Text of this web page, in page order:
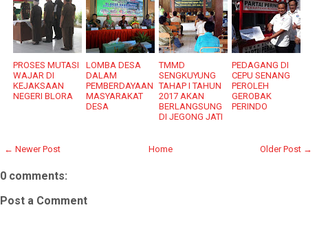
PROSES MUTASI
WAJAR DI
KEJAKSAAN
NEGERI BLORA
LOMBA DESA
DALAM
PEMBERDAYAAN
MASYARAKAT
DESA
TMMD
SENGKUYUNG
TAHAP I TAHUN
2017 AKAN
BERLANGSUNG
DI JEGONG JATI
PEDAGANG DI
CEPU SENANG
PEROLEH
GEROBAK
PERINDO
← Newer Post Older Post →
Home
0 comments:
Post a Comment